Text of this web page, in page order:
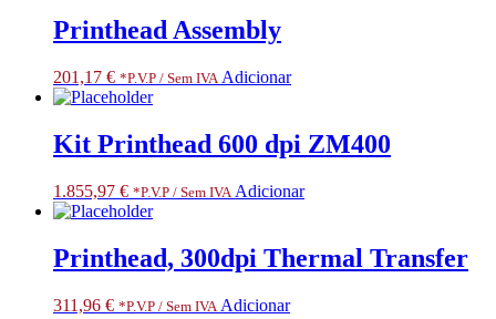
Printhead Assembly
201,17 € *P.V.P / Sem IVA Adicionar
Kit Printhead 600 dpi ZM400
1.855,97 € *P.V.P / Sem IVA Adicionar
Printhead, 300dpi Thermal Transfer
311,96 € *P.V.P / Sem IVA Adicionar